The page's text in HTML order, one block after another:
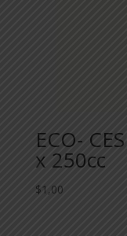
ECO-
x 250cc
$1,00